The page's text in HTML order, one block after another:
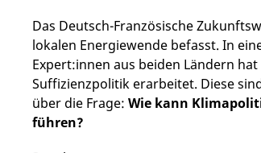
Das Deutsch-Französische
lokalen Energiewende befasst. In
Expert:innen aus beiden Ländern
Suffizienzpolitik erarbeitet. Diese
über die Frage: Wie kann
führen?